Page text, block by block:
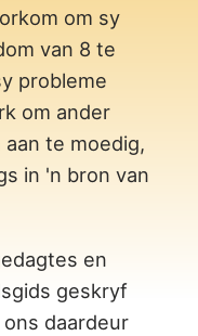
om sy
van 8 te
probleme
om ander
te moedig,
in 'n bron van
en
geskryf
daardeur